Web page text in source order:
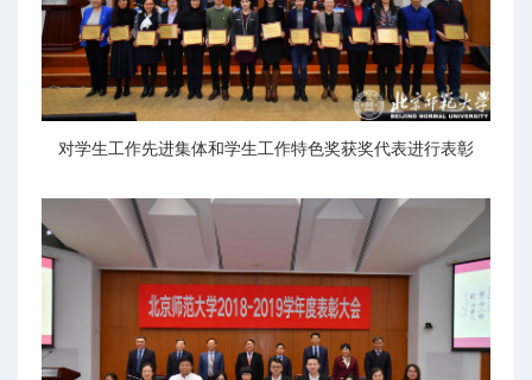
对学生工作先进集体和学生工作特色奖获奖代表进行表彰